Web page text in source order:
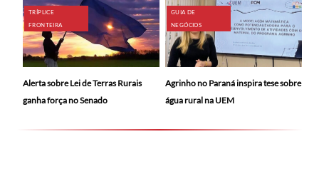
TRÍPLICE
FRONTEIRA
Alerta sobre Lei de Terras Rurais
ganha força no Senado
GUIA DE
NEGÓCIOS
Agrinho no Paraná inspira tese sobre
água rural na UEM